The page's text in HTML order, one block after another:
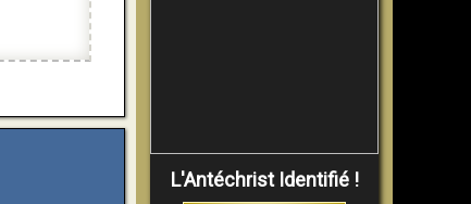
L'Antéchrist Identifié !